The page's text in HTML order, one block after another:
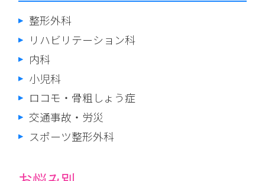
整形外科
リハビリテーション科
内科
小児科
ロコモ・骨粗しょう症
交通事故・労災
スポーツ整形外科